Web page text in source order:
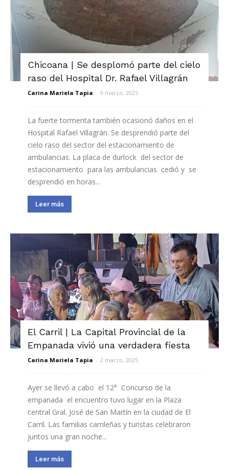
Chicoana | Se desplomó parte del cielo
raso del Hospital Dr. Rafael Villagrán
Carina Mariela Tapia - 9 marzo, 2025
La fuerte tormenta también ocasionó daños en el
Hospital Rafael Villagrán. Se desprendió parte del
cielo raso del sector del estacionamiento de
ambulancias. La placa de durlock del sector de
estacionamiento para las ambulancias cedió y se
desprendió en horas...
Leer más
El Carril | La Capital Provincial de la
Empanada vivió una verdadera fiesta
Carina Mariela Tapia - 2 marzo, 2025
Ayer se llevó a cabo el 12° Concurso de la
empanada el encuentro tuvo lugar en la Plaza
central Gral. José de San Martín en la ciudad de El
Carril. Las familias carrileñas y turistas celebraron
juntos una gran noche...
Leer más